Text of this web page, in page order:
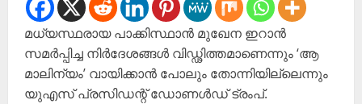
മധ്യസ്ഥരായ പാക്കിസ്ഥാൻ മുഖേന ഇറാൻ
സമർപ്പിച്ച നിർദേശങ്ങൾ വിഡ്ഢിത്തമാണെന്നും ‘ആ
മാലിന്യം’ വായിക്കാൻ പോലും തോന്നിയില്ലെന്നും
യുഎസ് പ്രസിഡന്റ് ഡോണൾഡ് ട്രംപ്.